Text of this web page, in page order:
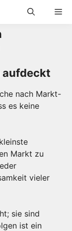
nach Markt-
es keine
Markt zu
vieler
sie sind
ist ein